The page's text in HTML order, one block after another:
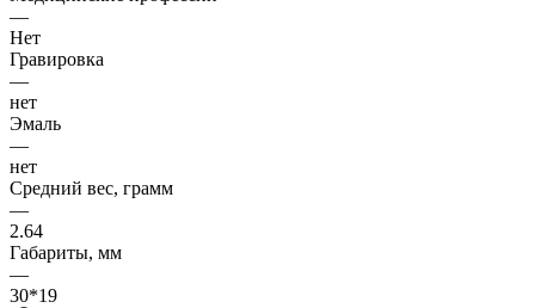
—
Нет
Гравировка
—
нет
Эмаль
—
нет
Средний вес, грамм
—
2.64
Габариты, мм
—
30*19